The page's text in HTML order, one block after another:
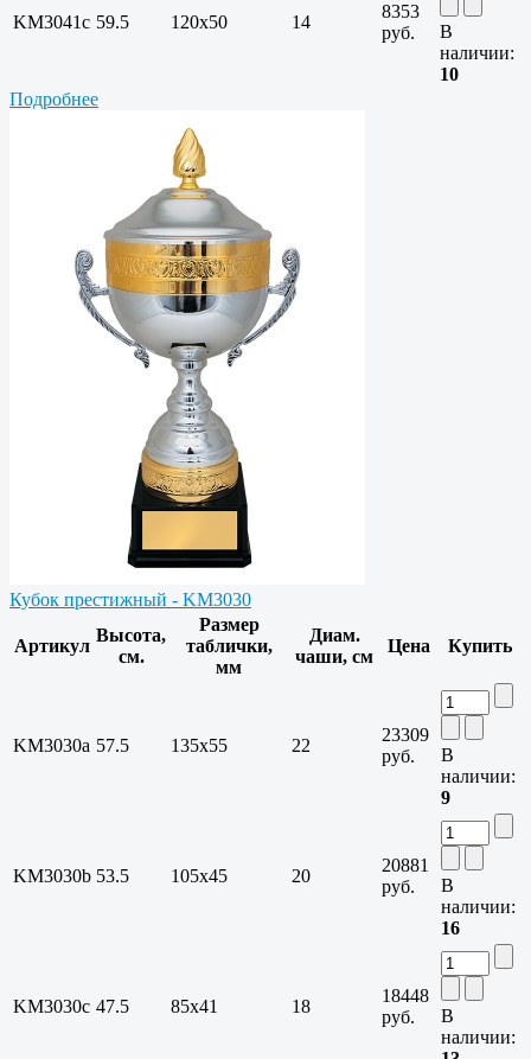
KM3041c 59.5 120х50 14
8353
руб.
В
наличии:
10
Подробнее
Кубок престижный - KM3030
Артикул
Высота,
см.
Размер
таблички,
мм
Диам.
чаши, см
Цена Купить
KM3030a 57.5 135х55 22
23309
руб.
В
наличии:
9
KM3030b 53.5 105х45 20
20881
руб.
В
наличии:
16
KM3030c 47.5 85х41 18
18448
руб.
В
наличии: